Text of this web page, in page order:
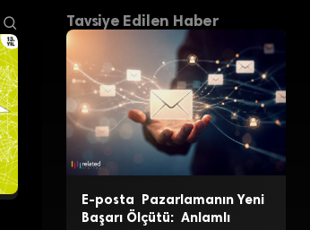
Tavsiye Edilen Haber
E-posta Pazarlamanın Yeni
Başarı Ölçütü: Anlamlı